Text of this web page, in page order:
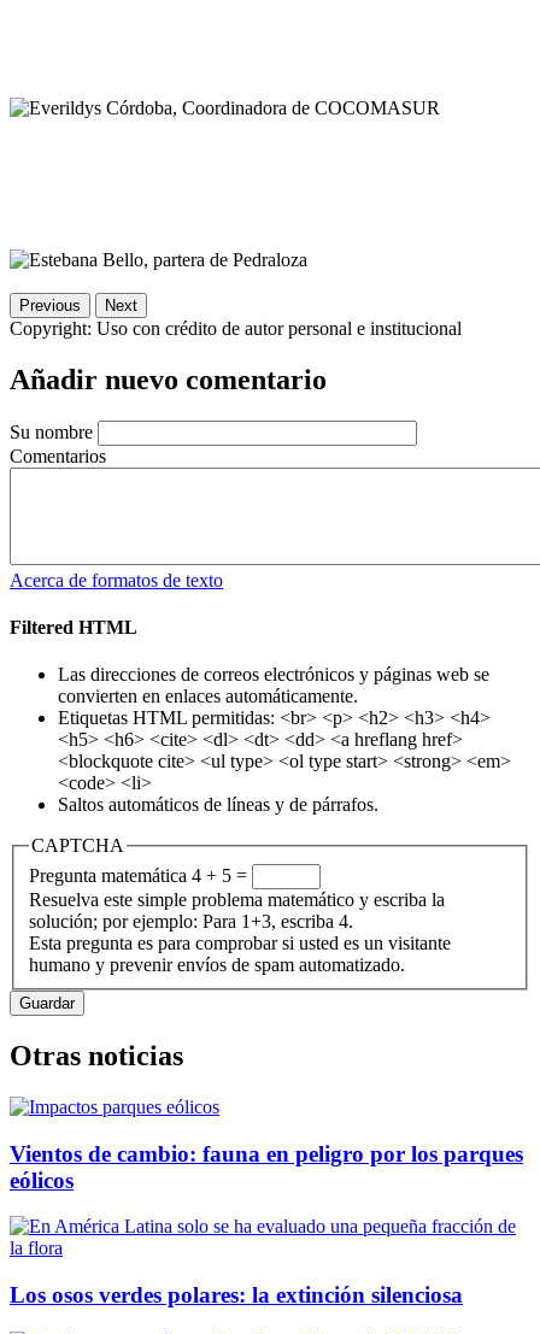
Previous Next
Copyright: Uso con crédito de autor personal e institucional
Añadir nuevo comentario
Su nombre
Comentarios
Acerca de formatos de texto
Filtered HTML
Las direcciones de correos electrónicos y páginas web se
convierten en enlaces automáticamente.
Etiquetas HTML permitidas: <br> <p> <h2> <h3> <h4>
<h5> <h6> <cite> <dl> <dt> <dd> <a hreflang href>
<blockquote cite> <ul type> <ol type start> <strong> <em>
<code> <li>
Saltos automáticos de líneas y de párrafos.
CAPTCHA
Pregunta matemática 4 + 5 =
Resuelva este simple problema matemático y escriba la
solución; por ejemplo: Para 1+3, escriba 4.
Esta pregunta es para comprobar si usted es un visitante
humano y prevenir envíos de spam automatizado.
Otras noticias
Vientos de cambio: fauna en peligro por los parques
eólicos
Los osos verdes polares: la extinción silenciosa